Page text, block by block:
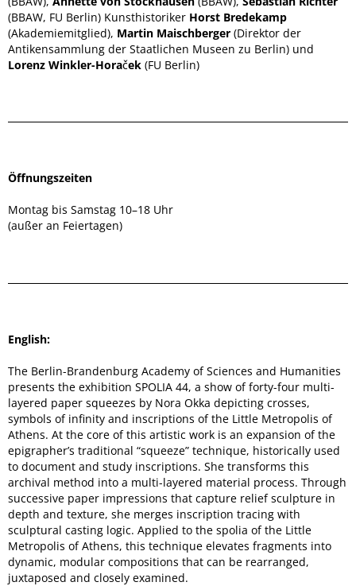
(BBAW, FU Berlin) Kunsthistoriker Horst Bredekamp
(Akademiemitglied), Martin Maischberger (Direktor der
Antikensammlung der Staatlichen Museen zu Berlin) und
Lorenz Winkler-Horaček (FU Berlin)
Öffnungszeiten
Montag bis Samstag 10–18 Uhr
(außer an Feiertagen)
English:
The Berlin-Brandenburg Academy of Sciences and Humanities
presents the exhibition SPOLIA 44, a show of forty-four multi-
layered paper squeezes by Nora Okka depicting crosses,
symbols of infinity and inscriptions of the Little Metropolis of
Athens. At the core of this artistic work is an expansion of the
epigrapher’s traditional “squeeze” technique, historically used
to document and study inscriptions. She transforms this
archival method into a multi-layered material process. Through
successive paper impressions that capture relief sculpture in
depth and texture, she merges inscription tracing with
sculptural casting logic. Applied to the spolia of the Little
Metropolis of Athens, this technique elevates fragments into
dynamic, modular compositions that can be rearranged,
juxtaposed and closely examined.